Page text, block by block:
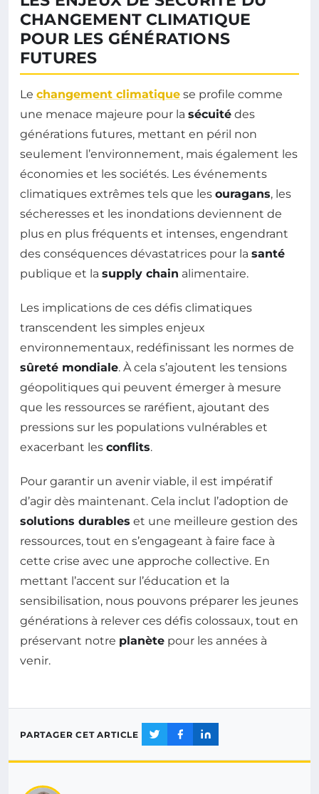
CHANGEMENT CLIMATIQUE
POUR LES GÉNÉRATIONS
FUTURES
Le changement climatique se profile comme
une menace majeure pour la sécuité des
générations futures, mettant en péril non
seulement l’environnement, mais également les
économies et les sociétés. Les événements
climatiques extrêmes tels que les ouragans, les
sécheresses et les inondations deviennent de
plus en plus fréquents et intenses, engendrant
des conséquences dévastatrices pour la santé
publique et la supply chain alimentaire.
Les implications de ces défis climatiques
transcendent les simples enjeux
environnementaux, redéfinissant les normes de
sûreté mondiale. À cela s’ajoutent les tensions
géopolitiques qui peuvent émerger à mesure
que les ressources se raréfient, ajoutant des
pressions sur les populations vulnérables et
exacerbant les conflits.
Pour garantir un avenir viable, il est impératif
d’agir dès maintenant. Cela inclut l’adoption de
solutions durables et une meilleure gestion des
ressources, tout en s’engageant à faire face à
cette crise avec une approche collective. En
mettant l’accent sur l’éducation et la
sensibilisation, nous pouvons préparer les jeunes
générations à relever ces défis colossaux, tout en
préservant notre planète pour les années à
venir.
PARTAGER CET ARTICLE